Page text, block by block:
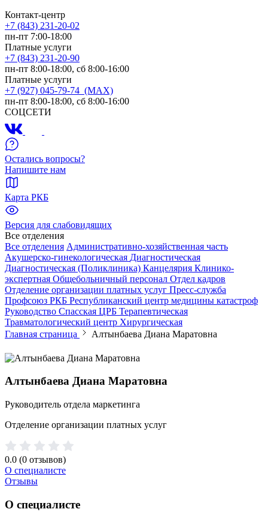
Контакт-центр
+7 (843) 231-20-02
пн-пт 7:00-18:00
Платные услуги
+7 (843) 231-20-90
пн-пт 8:00-18:00, сб 8:00-16:00
Платные услуги
+7 (927) 045-79-74 (MAX)
пн-пт 8:00-18:00, сб 8:00-16:00
СОЦСЕТИ
Остались вопросы?
Напишите нам
Карта РКБ
Версия для слабовидящих
Все отделения
Все отделения Административно-хозяйственная часть
Акушерско-гинекологическая Диагностическая
Диагностическая (Поликлиника) Канцелярия Клинико-
экспертная Общебольничный персонал Отдел кадров
Отделение организации платных услуг Пресс-служба
Профсоюз РКБ Республиканский центр медицины катастроф
Руководство Спасская ЦРБ Терапевтическая
Травматологический центр Хирургическая
Главная страница
Алтынбаева Диана Маратовна
Алтынбаева Диана Маратовна
Руководитель отдела маркетинга
Отделение организации платных услуг
0.0 (0 отзывов)
О специалисте
Отзывы
О специалисте